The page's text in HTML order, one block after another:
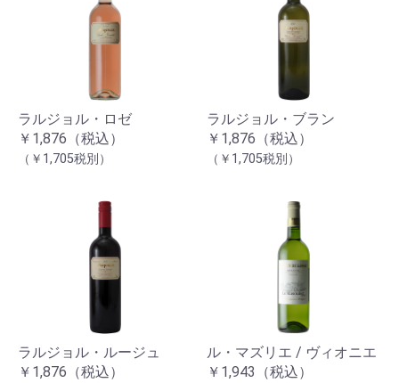
ラルジョル・ロゼ
￥1,876（税込）
（￥1,705税別）
ラルジョル・ブラン
￥1,876（税込）
（￥1,705税別）
ラルジョル・ルージュ
￥1,876（税込）
ル・マズリエ / ヴィオニエ
￥1,943（税込）